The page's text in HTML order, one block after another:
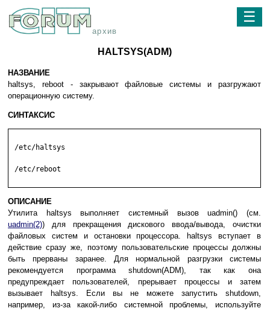
архив
☰
HALTSYS(ADM)
НАЗВАНИЕ
haltsys, reboot - закрывают файловые системы и разгружают
операционную систему.
СИНТАКСИС
/etc/haltsys
/etc/reboot
ОПИСАНИЕ
Утилита haltsys выполняет системный вызов uadmin() (см.
uadmin(2)) для прекращения дискового ввода/вывода, очистки
файловых систем и остановки процессора. haltsys вступает в
действие сразу же, поэтому пользовательские процессы должны
быть прерваны заранее. Для нормальной разгрузки системы
рекомендуется программа shutdown(ADM), так как она
предупреждает пользователей, прерывает процессы и затем
вызывает haltsys. Если вы не можете запустить shutdown,
например, из-за какой-либо системной проблемы, используйте